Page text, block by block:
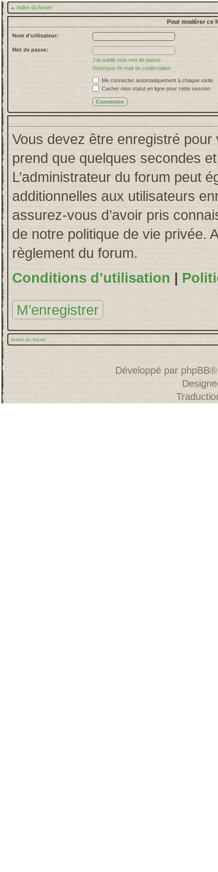
Index du forum
Pour modérer ce
Nom d’utilisateur:
Mot de passe:
J’ai oublié mon mot de passe
Renvoyer l’e-mail de confirmation
Me connecter automatiquement à chaque visite
Cacher mon statut en ligne pour cette session
Vous devez être enregistré pour
prend que quelques secondes
L’administrateur du forum peut
additionnelles aux utilisateurs
assurez-vous d’avoir pris
de notre politique de vie privée.
règlement du forum.
Conditions d’utilisation |
M’enregistrer
Index du forum
Développé par phpBB®